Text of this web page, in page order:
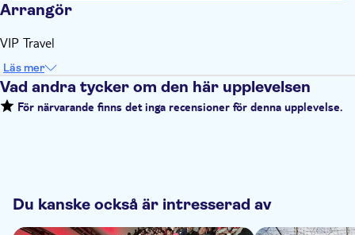
Arrangör
VIP Travel
Läs mer
Vad andra tycker om den här upplevelsen
För närvarande finns det inga recensioner för denna upplevelse.
Du kanske också är intresserad av